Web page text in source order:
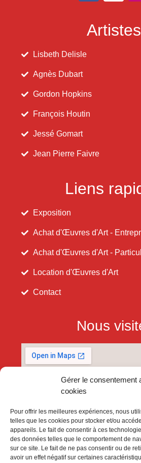
Gérer le consentement
cookies
Pour offrir les meilleures expériences, nous
telles que les cookies pour stocker et/ou
appareils. Le fait de consentir à ces
des données telles que le comportement de
sur ce site. Le fait de ne pas consentir ou de
avoir un effet négatif sur certaines
Artistes
Lisbeth Delisle
Agnès Dubart
Gordon Hopkins
François Houtin
Jessé Gomart
Jean Pierre Faivre
Liens
Exposition
Achat d'Œuvres d'Art -
Achat d'Œuvres d'Art -
Location d'Œuvres d'Art
Contact
Nous